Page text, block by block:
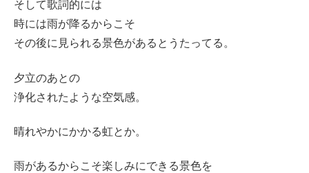
そして歌詞的には
時には雨が降るからこそ
その後に見られる景色があるとうたってる。
夕立のあとの
浄化されたような空気感。
晴れやかにかかる虹とか。
雨があるからこそ楽しみにできる景色を